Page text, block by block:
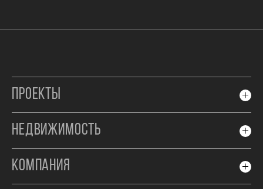
ПРОЕКТЫ
НЕДВИЖИМОСТЬ
КОМПАНИЯ